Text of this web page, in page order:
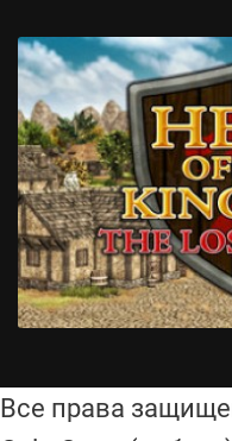
Все права